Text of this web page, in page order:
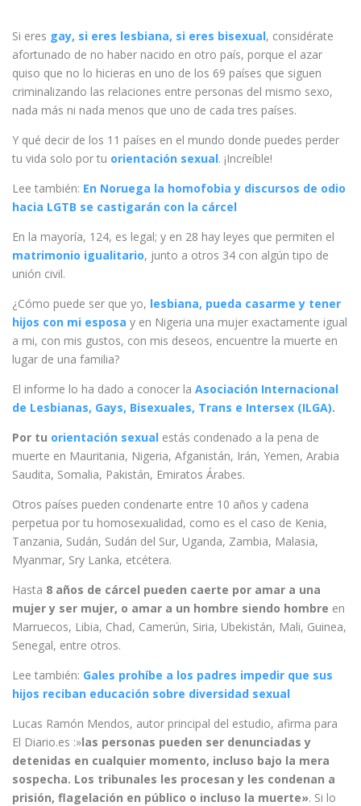
Si eres gay, si eres lesbiana, si eres bisexual, considérate
afortunado de no haber nacido en otro país, porque el azar
quiso que no lo hicieras en uno de los 69 países que siguen
criminalizando las relaciones entre personas del mismo sexo,
nada más ni nada menos que uno de cada tres países.
Y qué decir de los 11 países en el mundo donde puedes perder
tu vida solo por tu orientación sexual. ¡Increíble!
Lee también: En Noruega la homofobia y discursos de odio
hacia LGTB se castigarán con la cárcel
En la mayoría, 124, es legal; y en 28 hay leyes que permiten el
matrimonio igualitario, junto a otros 34 con algún tipo de
unión civil.
¿Cómo puede ser que yo, lesbiana, pueda casarme y tener
hijos con mi esposa y en Nigeria una mujer exactamente igual
a mi, con mis gustos, con mis deseos, encuentre la muerte en
lugar de una familia?
El informe lo ha dado a conocer la Asociación Internacional
de Lesbianas, Gays, Bisexuales, Trans e Intersex (ILGA).
Por tu orientación sexual estás condenado a la pena de
muerte en Mauritania, Nigeria, Afganistán, Irán, Yemen, Arabia
Saudita, Somalia, Pakistán, Emiratos Árabes.
Otros países pueden condenarte entre 10 años y cadena
perpetua por tu homosexualidad, como es el caso de Kenia,
Tanzania, Sudán, Sudán del Sur, Uganda, Zambia, Malasia,
Myanmar, Sry Lanka, etcétera.
Hasta 8 años de cárcel pueden caerte por amar a una
mujer y ser mujer, o amar a un hombre siendo hombre en
Marruecos, Libia, Chad, Camerún, Siria, Ubekistán, Mali, Guinea,
Senegal, entre otros.
Lee también: Gales prohíbe a los padres impedir que sus
hijos reciban educación sobre diversidad sexual
Lucas Ramón Mendos, autor principal del estudio, afirma para
El Diario.es :»las personas pueden ser denunciadas y
detenidas en cualquier momento, incluso bajo la mera
sospecha. Los tribunales les procesan y les condenan a
prisión, flagelación en público o incluso la muerte». Si lo